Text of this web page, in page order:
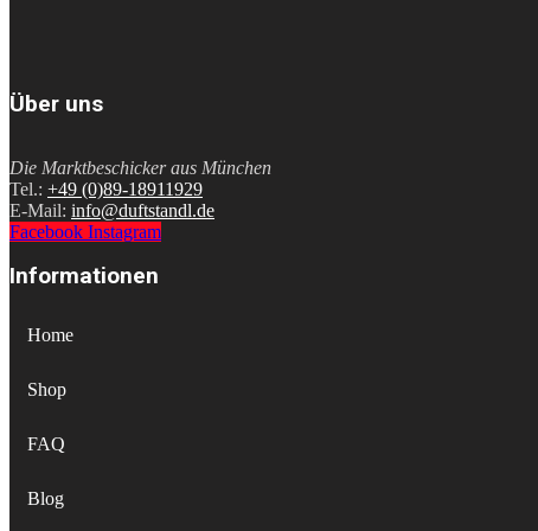
Über uns
Die Marktbeschicker aus München
Tel.: +49 (0)89-18911929
E-Mail: info@duftstandl.de
Facebook Instagram
Informationen
Home
Shop
FAQ
Blog